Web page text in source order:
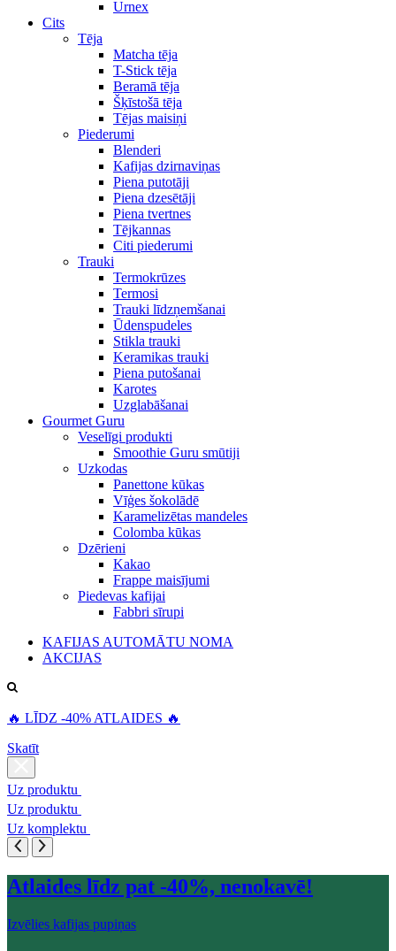
Urnex
Cits
Tēja
Matcha tēja
T-Stick tēja
Beramā tēja
Šķīstošā tēja
Tējas maisiņi
Piederumi
Blenderi
Kafijas dzirnaviņas
Piena putotāji
Piena dzesētāji
Piena tvertnes
Tējkannas
Citi piederumi
Trauki
Termokrūzes
Termosi
Trauki līdzņemšanai
Ūdenspudeles
Stikla trauki
Keramikas trauki
Piena putošanai
Karotes
Uzglabāšanai
Gourmet Guru
Veselīgi produkti
Smoothie Guru smūtiji
Uzkodas
Panettone kūkas
Vīģes šokolādē
Karamelizētas mandeles
Colomba kūkas
Dzērieni
Kakao
Frappe maisījumi
Piedevas kafijai
Fabbri sīrupi
KAFIJAS AUTOMĀTU NOMA
AKCIJAS
🔥 LĪDZ -40% ATLAIDES 🔥
Skatīt
Uz produktu
Uz produktu
Uz komplektu
Atlaides līdz pat -40%, nenokavē!
Izvēlies kafijas pupiņas